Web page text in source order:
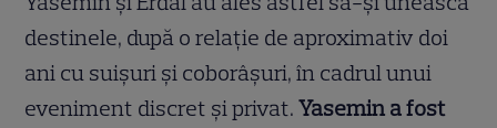
destinele, după o relație de aproximativ doi
ani cu suișuri și coborâșuri, în cadrul unui
eveniment discret și privat.Yasemin a fost